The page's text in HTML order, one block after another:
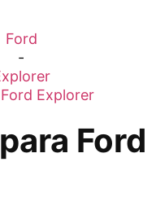
Ford
-
Explorer
Ford